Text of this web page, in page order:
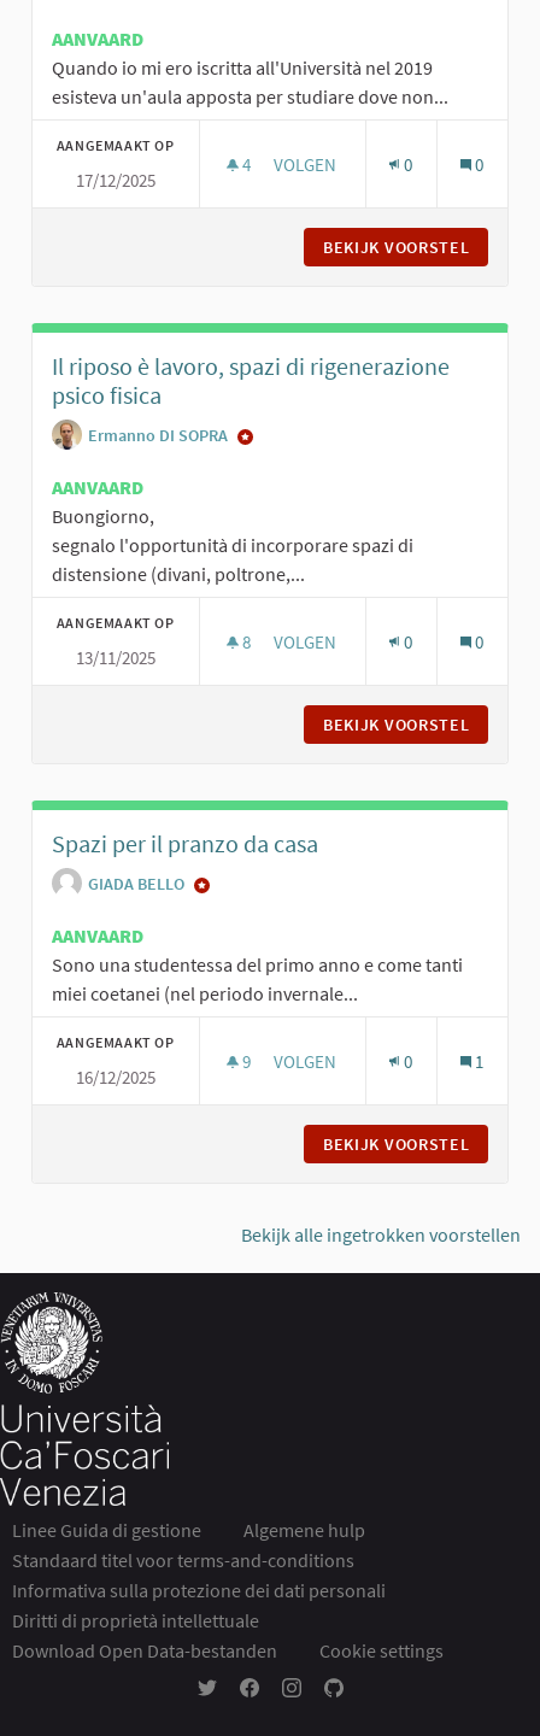
AANVAARD
Quando io mi ero iscritta all'Università nel 2019
esisteva un'aula apposta per studiare dove non...
AANGEMAAKT OP
17/12/2025
4 4 VOLGERS
VOLGEN 0 0
BEKIJK VOORSTEL
Il riposo è lavoro, spazi di rigenerazione
psico fisica
Ermanno DI SOPRA
AANVAARD
Buongiorno,
segnalo l'opportunità di incorporare spazi di
distensione (divani, poltrone,...
AANGEMAAKT OP
13/11/2025
8 8 VOLGERS
VOLGEN 0 0
BEKIJK VOORSTEL
Spazi per il pranzo da casa
GIADA BELLO
AANVAARD
Sono una studentessa del primo anno e come tanti
miei coetanei (nel periodo invernale...
AANGEMAAKT OP
16/12/2025
9 9 VOLGERS
VOLGEN 0 1
BEKIJK VOORSTEL
Bekijk alle ingetrokken voorstellen
Linee Guida di gestione
Algemene hulp
Standaard titel voor terms-and-conditions
Informativa sulla protezione dei dati personali
Diritti di proprietà intellettuale
Download Open Data-bestanden
Cookie settings
Partecipa Ca' Foscari op Twitter
Partecipa Ca' Foscari op Facebook
Partecipa Ca' Foscari op
Partecipa Ca' Foscari op